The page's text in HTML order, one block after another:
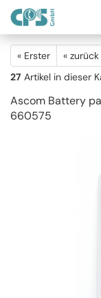
« Erster
« zurück
27 Artikel in dieser
Ascom Battery
660575